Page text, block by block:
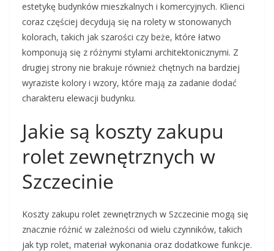
estetykę budynków mieszkalnych i komercyjnych. Klienci
coraz częściej decydują się na rolety w stonowanych
kolorach, takich jak szarości czy beże, które łatwo
komponują się z różnymi stylami architektonicznymi. Z
drugiej strony nie brakuje również chętnych na bardziej
wyraziste kolory i wzory, które mają za zadanie dodać
charakteru elewacji budynku.
Jakie są koszty zakupu
rolet zewnętrznych w
Szczecinie
Koszty zakupu rolet zewnętrznych w Szczecinie mogą się
znacznie różnić w zależności od wielu czynników, takich
jak typ rolet, materiał wykonania oraz dodatkowe funkcje.